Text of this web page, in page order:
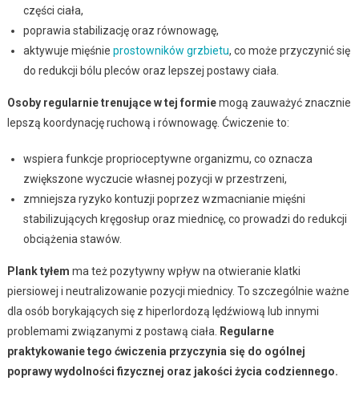
części ciała,
poprawia stabilizację oraz równowagę,
aktywuje mięśnie prostowników grzbietu, co może przyczynić się
do redukcji bólu pleców oraz lepszej postawy ciała.
Osoby regularnie trenujące w tej formiemogą zauważyć znacznie
lepszą koordynację ruchową i równowagę. Ćwiczenie to:
wspiera funkcje proprioceptywne organizmu, co oznacza
zwiększone wyczucie własnej pozycji w przestrzeni,
zmniejsza ryzyko kontuzji poprzez wzmacnianie mięśni
stabilizujących kręgosłup oraz miednicę, co prowadzi do redukcji
obciążenia stawów.
Plank tyłem ma też pozytywny wpływ na otwieranie klatki
piersiowej i neutralizowanie pozycji miednicy. To szczególnie ważne
dla osób borykających się z hiperlordozą lędźwiową lub innymi
problemami związanymi z postawą ciała. Regularne
praktykowanie tego ćwiczenia przyczynia się do ogólnej
poprawy wydolności fizycznej oraz jakości życia codziennego.